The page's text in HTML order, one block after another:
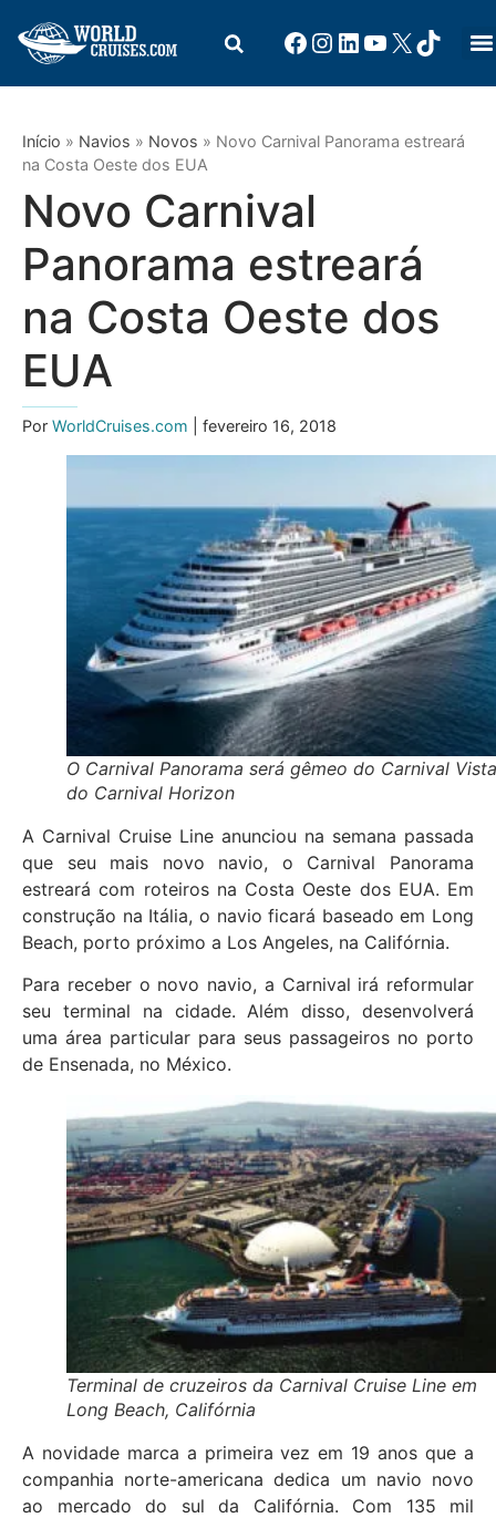
Início » Navios » Novos » Novo Carnival Panorama estreará
na Costa Oeste dos EUA
Novo Carnival
Panorama estreará
na Costa Oeste dos
EUA
Por WorldCruises.com | fevereiro 16, 2018
O Carnival Panorama será gêmeo do Carnival
do Carnival Horizon
A Carnival Cruise Line anunciou na semana passada
que seu mais novo navio, o Carnival Panorama
estreará com roteiros na Costa Oeste dos EUA. Em
construção na Itália, o navio ficará baseado em Long
Beach, porto próximo a Los Angeles, na Califórnia.
Para receber o novo navio, a Carnival irá reformular
seu terminal na cidade. Além disso, desenvolverá
uma área particular para seus passageiros no porto
de Ensenada, no México.
Terminal de cruzeiros da Carnival Cruise Line em
Long Beach, Califórnia
A novidade marca a primeira vez em 19 anos que a
companhia norte-americana dedica um navio novo
ao mercado do sul da Califórnia. Com 135 mil